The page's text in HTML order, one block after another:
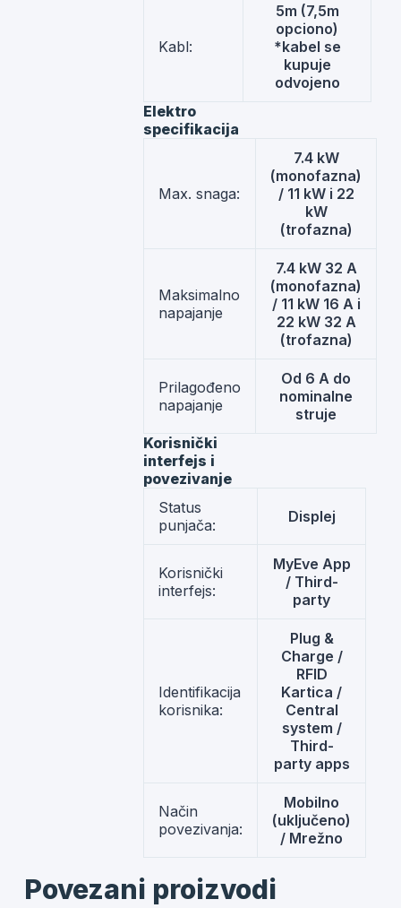
Kabl:
5m (7,5m
opciono)
*kabel se
kupuje
odvojeno
Elektro
specifikacija
Max. snaga:
7.4 kW
(monofazna)
/ 11 kW i 22
kW
(trofazna)
Maksimalno
napajanje
7.4 kW 32 A
(monofazna)
/ 11 kW 16 A i
22 kW 32 A
(trofazna)
Prilagođeno
napajanje
Od 6 A do
nominalne
struje
Korisnički
interfejs i
povezivanje
Status
punjača:
Displej
Korisnički
interfejs:
MyEve App
/ Third-
party
Identifikacija
korisnika:
Plug &
Charge /
RFID
Kartica /
Central
system /
Third-
party apps
Način
povezivanja:
Mobilno
(uključeno)
/ Mrežno
Povezani proizvodi